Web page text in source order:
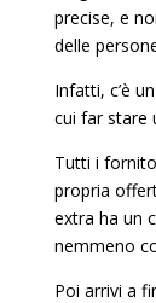
precise, e
delle
Infatti, c’è
cui far stare
Tutti i
propria
extra ha un
nemmeno
Poi arrivi a